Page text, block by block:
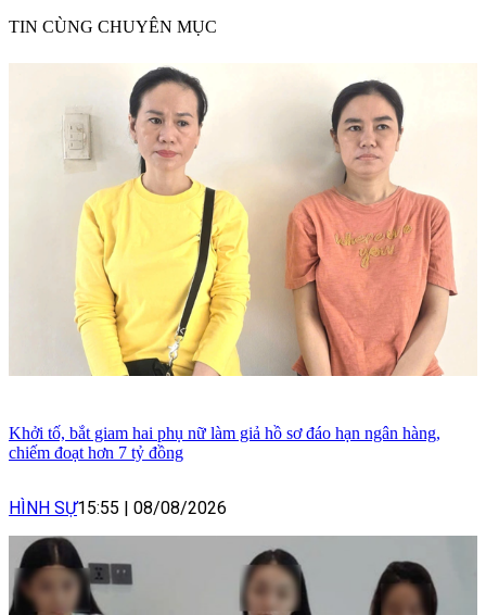
TIN CÙNG CHUYÊN MỤC
Khởi tố, bắt giam hai phụ nữ làm giả hồ sơ đáo hạn ngân hàng,
chiếm đoạt hơn 7 tỷ đồng
HÌNH SỰ15:55 | 08/08/2026